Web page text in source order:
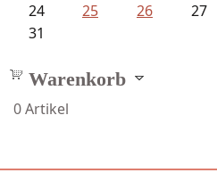
24
25 26 27
31
Warenkorb
0Artikel